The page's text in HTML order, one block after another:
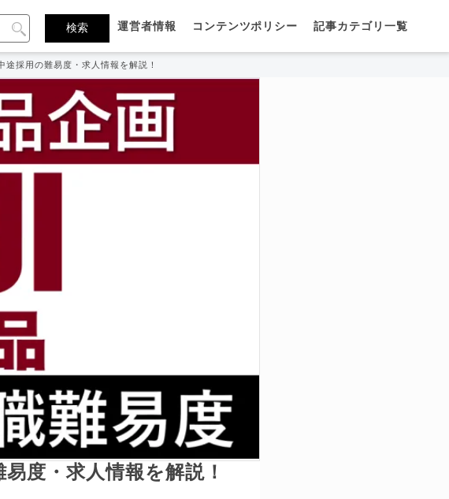
運営者情報 コンテンツポリシー 記事カテゴリ一覧
途採用の難易度・求人情報を解説！
度・求人情報を解説！